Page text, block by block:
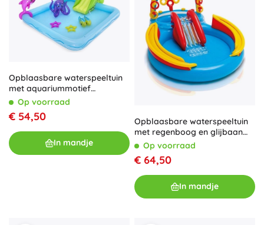
Opblaasbare waterspeeltuin
met aquariummotief
BESTWAY
Op voorraad
€ 54,50
In mandje
Opblaasbare waterspeeltuin
met regenboog en glijbaan
IntexOp voorraad
€ 64,50
In mandje